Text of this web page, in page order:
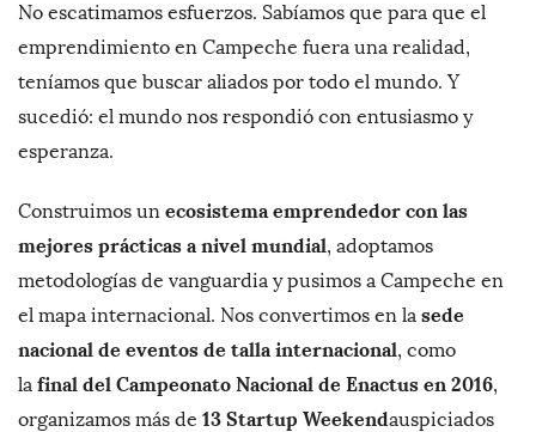
No escatimamos esfuerzos. Sabíamos que para que el
emprendimiento en Campeche fuera una realidad,
teníamos que buscar aliados por todo el mundo. Y
sucedió: el mundo nos respondió con entusiasmo y
esperanza.
Construimos un ecosistema emprendedor con las
mejores prácticas a nivel mundial, adoptamos
metodologías de vanguardia y pusimos a Campeche en
el mapa internacional. Nos convertimos en la sede
nacional de eventos de talla internacional, como
la final del Campeonato Nacional de Enactus en 2016,
organizamos más de 13 Startup Weekendauspiciados